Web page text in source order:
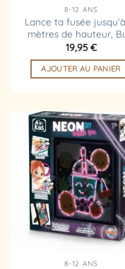
8-12 ANS
Lance ta fusée
mètres de hauteur,
19,95€
AJOUTER AU PANIER
8-12 ANS